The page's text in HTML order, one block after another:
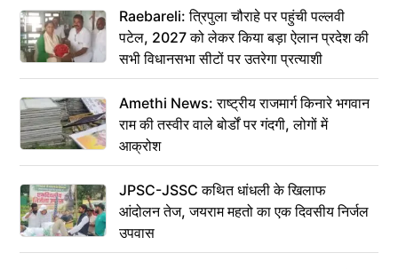
Raebareli: त्रिपुला चौराहे पर पहुंची पल्लवी
पटेल, 2027 को लेकर किया बड़ा ऐलान प्रदेश की
सभी विधानसभा सीटों पर उतरेगा प्रत्याशी
Amethi News: राष्ट्रीय राजमार्ग किनारे भगवान
राम की तस्वीर वाले बोर्डों पर गंदगी, लोगों में
आक्रोश
JPSC-JSSC कथित धांधली के खिलाफ
आंदोलन तेज, जयराम महतो का एक दिवसीय निर्जल
उपवास